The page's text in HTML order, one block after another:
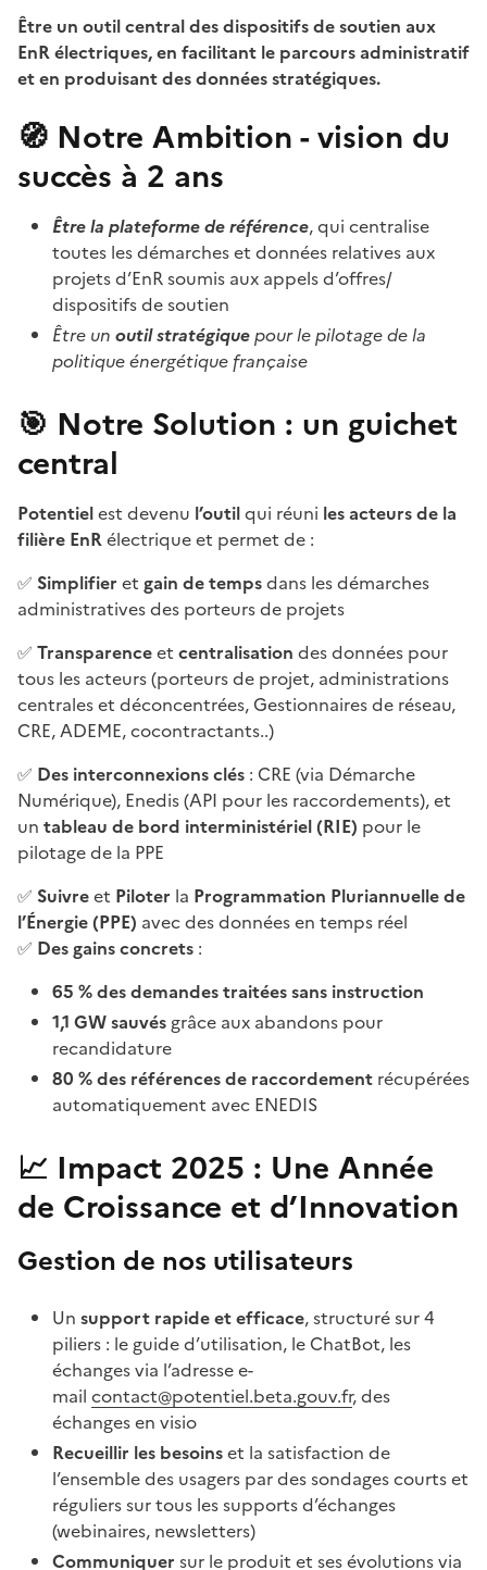
Être un outil central des dispositifs de soutien aux
EnR électriques, en facilitant le parcours administratif
et en produisant des données stratégiques.
🧭 Notre Ambition- vision du
succès à 2 ans
Être la plateforme de référence, qui centralise
toutes les démarches et données relatives aux
projets d’EnR soumis aux appels d’offres/
dispositifs de soutien
Être un outil stratégiquepour le pilotage de la
politique énergétique française
🎯 Notre Solution : un guichet
central
Potentielest devenu l’outilqui réuni les acteurs de la
filière EnRélectrique et permet de :
✅ Simplifier et gain de tempsdans les démarches
administratives des porteurs de projets
✅ Transparenceet centralisation des données pour
tous les acteurs (porteurs de projet, administrations
centrales et déconcentrées, Gestionnaires de réseau,
CRE, ADEME, cocontractants..)
✅ Des interconnexions clés : CRE (via Démarche
Numérique), Enedis (API pour les raccordements), et
un tableau de bord interministériel (RIE) pour le
pilotage de la PPE
✅ Suivreet Piloter la Programmation Pluriannuelle de
l’Énergie (PPE) avec des données en temps réel
✅ Des gains concrets :
65 % des demandes traitées sans instruction
1,1 GW sauvésgrâce aux abandons pour
recandidature
80 % des références de raccordement récupérées
automatiquement avec ENEDIS
📈 Impact 2025 : Une Année
de Croissance et d’Innovation
Gestion de nos utilisateurs
Un support rapide et efficace, structuré sur 4
piliers : le guide d’utilisation, le ChatBot, les
échanges via l’adresse e-
mail contact@potentiel.beta.gouv.fr, des
échanges en visio
Recueillir les besoinset la satisfaction de
l’ensemble des usagers par des sondages courts et
réguliers sur tous les supports d’échanges
(webinaires, newsletters)
Communiquer sur le produit et ses évolutions via